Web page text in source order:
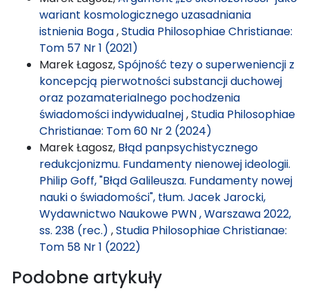
wariant kosmologicznego uzasadniania
istnienia Boga,Studia Philosophiae Christianae:
Tom 57 Nr 1 (2021)
Marek Łagosz,Spójność tezy o superweniencji z
koncepcją pierwotności substancji duchowej
oraz pozamaterialnego pochodzenia
świadomości indywidualnej,Studia Philosophiae
Christianae: Tom 60 Nr 2 (2024)
Marek Łagosz, Błąd panpsychistycznego
redukcjonizmu. Fundamenty nienowej ideologii.
Philip Goff, "Błąd Galileusza. Fundamenty nowej
nauki o świadomości", tłum. Jacek Jarocki,
Wydawnictwo Naukowe PWN , Warszawa 2022,
ss. 238 (rec.) ,Studia Philosophiae Christianae:
Tom 58 Nr 1 (2022)
Podobne artykuły